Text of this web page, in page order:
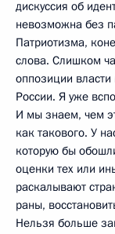
дискуссия об
невозможна без
Патриотизма,
слова. Слишком
оппозиции
России. Я уже
И мы знаем, чем
как такового. У
которую бы
оценки тех или
раскалывают
раны,
Нельзя больше